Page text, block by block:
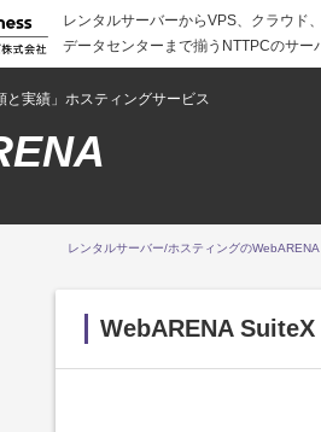
レンタルサーバーからVPS、クラウド、
データセンターまで揃うNTTPCのサー
と実績」ホスティングサービス
レンタルサーバー/ホスティングのWebARENA
WebARENA